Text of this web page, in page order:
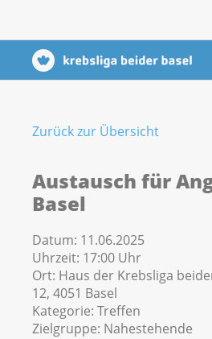
Zurück zur Übersicht
Austausch für
Basel
Datum: 11.06.2025
Uhrzeit: 17:00 Uhr
Ort: Haus der Krebsliga
12, 4051 Basel
Kategorie: Treffen
Zielgruppe: Nahestehende